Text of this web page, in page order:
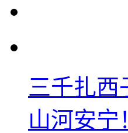
三千扎西
山河安宁